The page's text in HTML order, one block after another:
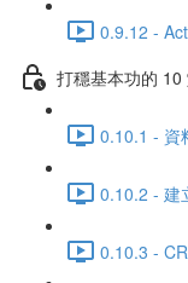
0.9.12 -
打穩基本功的
0.10.1 - 資
0.10.2 - 建
0.10.3 -